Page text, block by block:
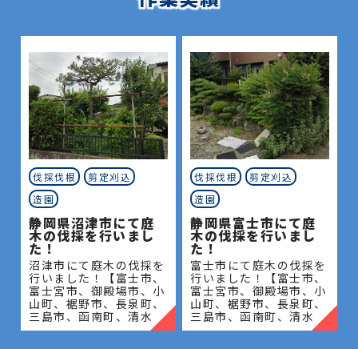
伐採伐根
剪定刈込
造園
静岡県沼津市にて庭
木の伐採を行いまし
た！
沼津市にて庭木の伐採を
行いました！【富士市、
富士宮市、御殿場市、小
山町、裾野市、長泉町、
三島市、函南町、清水
町、沼津市、熱海市、伊
伐採伐根
剪定刈込
造園
静岡県富士市にて庭
木の伐採を行いまし
た！
富士市にて庭木の伐採を
行いました！【富士市、
富士宮市、御殿場市、小
山町、裾野市、長泉町、
三島市、函南町、清水
町、沼津市、熱海市、伊